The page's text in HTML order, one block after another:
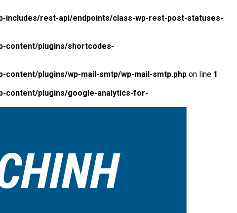
includes/rest-api/endpoints/class-wp-rest-post-statuses-
content/plugins/shortcodes-
plugins/wp-mail-smtp/wp-mail-smtp.php on line 1
content/plugins/google-analytics-for-